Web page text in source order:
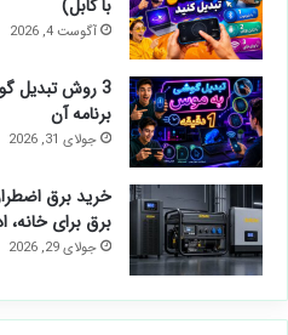
با کابل)
آگوست 4, 2026
برنامه آن
جولای 31, 2026
خرید برق
برق برای خانه،
جولای 29, 2026